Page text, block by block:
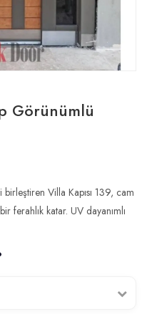
Görünümlü
birleştiren Villa Kapısı 139, cam
ferahlık katar. UV dayanımlı